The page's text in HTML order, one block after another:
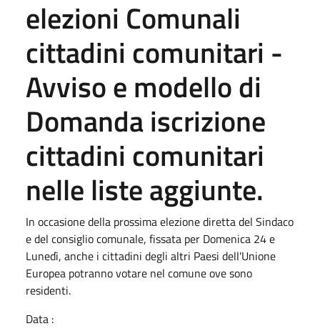
elezioni Comunali
cittadini comunitari -
Avviso e modello di
Domanda iscrizione
cittadini comunitari
nelle liste aggiunte.
In occasione della prossima elezione diretta del Sindaco
e del consiglio comunale, fissata per Domenica 24 e
Lunedì, anche i cittadini degli altri Paesi dell'Unione
Europea potranno votare nel comune ove sono
residenti.
Data :